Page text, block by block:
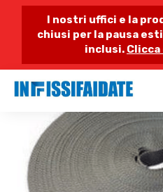
I nostri uffici e la
chiusi per la pausa
inclusi.